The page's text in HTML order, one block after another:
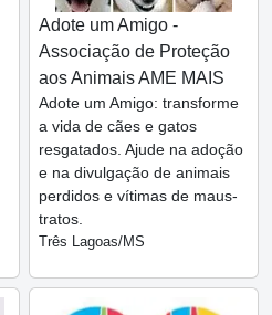
Adote um Amigo -
Associação de Proteção
aos Animais AME MAIS
Adote um Amigo: transforme
a vida de cães e gatos
resgatados. Ajude na adoção
e na divulgação de animais
perdidos e vítimas de maus-
tratos.
Três Lagoas/MS